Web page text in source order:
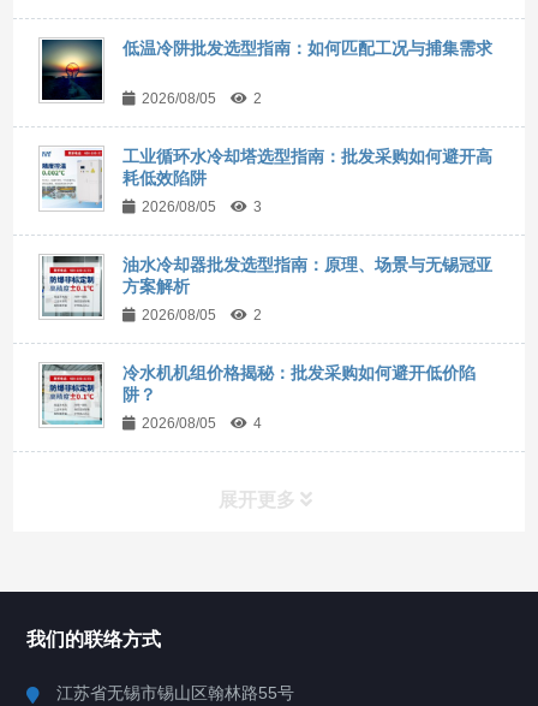
低温冷阱批发选型指南：如何匹配工况与捕集需求
2026/08/05 2
工业循环水冷却塔选型指南：批发采购如何避开高
耗低效陷阱
2026/08/05 3
油水冷却器批发选型指南：原理、场景与无锡冠亚
方案解析
2026/08/05 2
冷水机机组价格揭秘：批发采购如何避开低价陷
阱？
2026/08/05 4
展开更多
我们的联络方式
江苏省无锡市锡山区翰林路55号